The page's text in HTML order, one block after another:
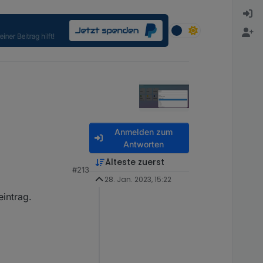
den adapter
auf der webseite
kalender
man über ical
#213
Anmelden zum
Antworten
Älteste zuerst
28. Jan. 2023, 15:22